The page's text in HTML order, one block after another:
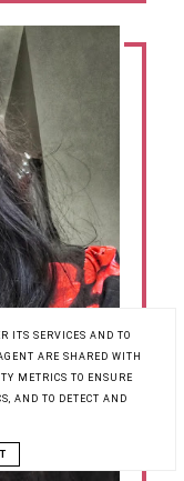
ITS SERVICES AND TO
ARE SHARED WITH
METRICS TO ENSURE
AND TO DETECT AND